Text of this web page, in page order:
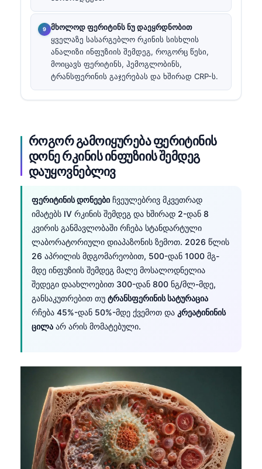
მხოლოდ ფერიტინს ნუ დაეყრდნობით
ყველაზე სასარგებლო რკინის სისხლის
ანალიზი ინფუზიის შემდეგ, როგორც წესი,
მოიცავს ფერიტინს, ჰემოგლობინს,
ტრანსფერინის გაჯერებას და ხშირად CRP-ს.
როგორ გამოიყურება ფერიტინის
დონე რკინის ინფუზიის შემდეგ
დაუყოვნებლივ
ფერიტინის დონეები ჩვეულებრივ მკვეთრად
იმატებს IV რკინის შემდეგ და ხშირად 2-დან 8
კვირის განმავლობაში რჩება სტანდარტული
ლაბორატორიული დიაპაზონის ზემოთ. 2026 წლის
26 აპრილის მდგომარეობით, 500-დან 1000 მგ-
მდე ინფუზიის შემდეგ მალე მოსალოდნელია
შედეგი დაახლოებით 300-დან 800 ნგ/მლ-მდე,
განსაკუთრებით თუ ტრანსფერინის სატურაცია
რჩება 45%-დან 50%-მდე ქვემოთ და კრეატინინის
ცილა არ არის მომატებული.